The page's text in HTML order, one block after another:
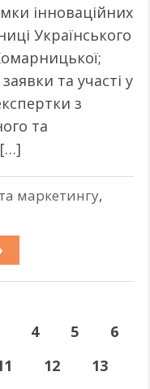
інноваційних
Українського
та участі у
з
та
маркетингу,
4 5
6
12
13